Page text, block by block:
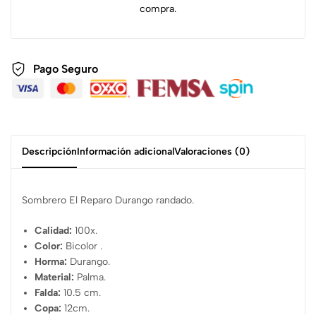
compra.
Pago Seguro
DescripciónInformación adicionalValoraciones (0)
Sombrero El Reparo Durango randado.
Calidad: 100x.
Color: Bicolor .
Horma: Durango.
Material: Palma.
Falda:10.5 cm.
Copa: 12cm.